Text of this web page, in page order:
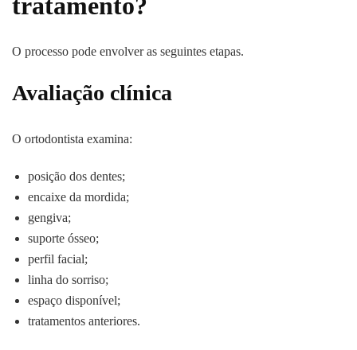
O processo pode envolver as seguintes etapas.
Avaliação clínica
O ortodontista examina:
posição dos dentes;
encaixe da mordida;
gengiva;
suporte ósseo;
perfil facial;
linha do sorriso;
espaço disponível;
tratamentos anteriores.